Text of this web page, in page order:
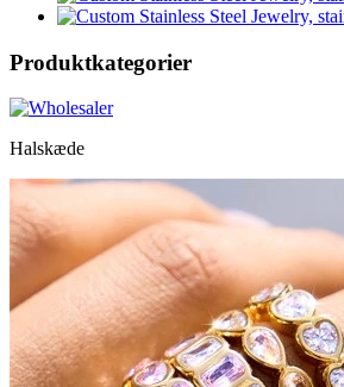
Produktkategorier
Halskæde